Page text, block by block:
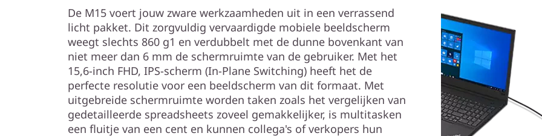
De M15 voert jouw zware werkzaamheden uit in een verrassend
licht pakket. Dit zorgvuldig vervaardigde mobiele beeldscherm
weegt slechts 860 g1 en verdubbelt met de dunne bovenkant van
niet meer dan 6 mm de schermruimte van de gebruiker. Met het
15,6-inch FHD, IPS-scherm (In-Plane Switching) heeft het de
perfecte resolutie voor een beeldscherm van dit formaat. Met
uitgebreide schermruimte worden taken zoals het vergelijken van
gedetailleerde spreadsheets zoveel gemakkelijker, is multitasken
een fluitje van een cent en kunnen collega's of verkopers hun